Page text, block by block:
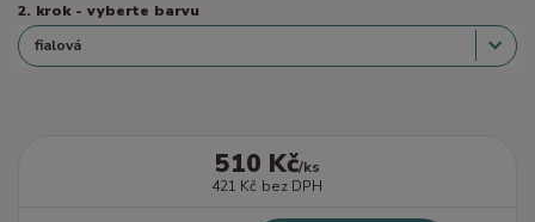
2. krok - vyberte barvu
510 Kč/ks
421 Kč bez DPH